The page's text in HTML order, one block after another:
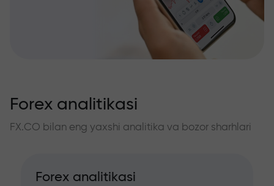
Forex analitikasi
FX.CO bilan eng yaxshi analitika va bozor sharhlari
Forex analitikasi